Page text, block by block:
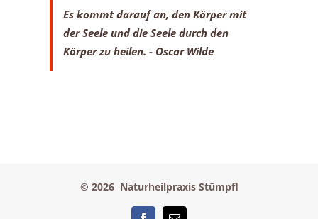
Es kommt darauf an, den Körper mit
der Seele und die Seele durch den
Körper zu heilen. - Oscar Wilde
© 2026 Naturheilpraxis Stümpfl